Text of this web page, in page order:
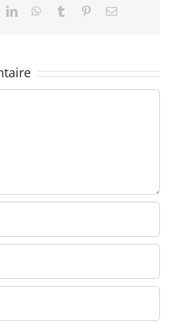
LinkedInWhatsApp
Tumblr PinterestEmail